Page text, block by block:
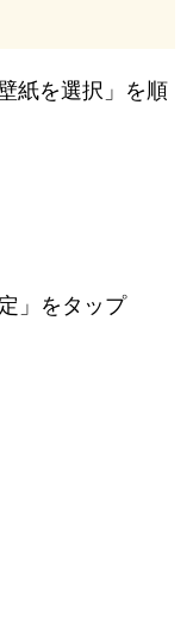
紙を選択」を順
」をタップ